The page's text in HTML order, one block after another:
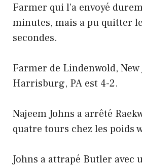
Farmer qui l’a envoyé
minutes, mais a pu quitter
secondes.
Farmer de Lindenwold, New
Harrisburg, PA est 4-2.
Najeem Johns a arrêté
quatre tours chez les poids
Johns a attrapé Butler avec